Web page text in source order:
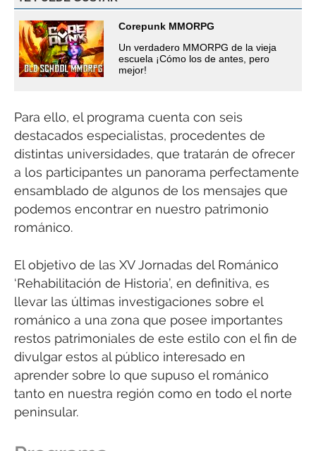
Corepunk MMORPG
Un verdadero MMORPG de la vieja
escuela ¡Cómo los de antes, pero
mejor!
Para ello, el programa cuenta con seis
destacados especialistas, procedentes de
distintas universidades, que tratarán de ofrecer
a los participantes un panorama perfectamente
ensamblado de algunos de los mensajes que
podemos encontrar en nuestro patrimonio
románico.
El objetivo de las XV Jornadas del Románico
‘Rehabilitación de Historia’, en definitiva, es
llevar las últimas investigaciones sobre el
románico a una zona que posee importantes
restos patrimoniales de este estilo con el fin de
divulgar estos al público interesado en
aprender sobre lo que supuso el románico
tanto en nuestra región como en todo el norte
peninsular.